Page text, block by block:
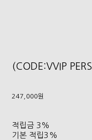
(CODE:VVIP
247,000원
적립금 3%
기본 적립3%